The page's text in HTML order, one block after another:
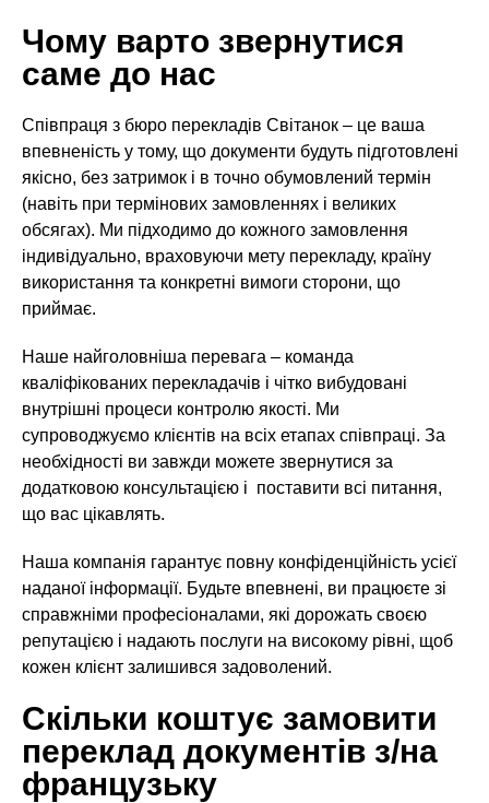
Чому варто звернутися
саме до нас
Співпраця з бюро перекладів Світанок – це ваша
впевненість у тому, що документи будуть підготовлені
якісно, без затримок і в точно обумовлений термін
(навіть при термінових замовленнях і великих
обсягах). Ми підходимо до кожного замовлення
індивідуально, враховуючи мету перекладу, країну
використання та конкретні вимоги сторони, що
приймає.
Наше найголовніша перевага – команда
кваліфікованих перекладачів і чітко вибудовані
внутрішні процеси контролю якості. Ми
супроводжуємо клієнтів на всіх етапах співпраці. За
необхідності ви завжди можете звернутися за
додатковою консультацією і поставити всі питання,
що вас цікавлять.
Наша компанія гарантує повну конфіденційність усієї
наданої інформації. Будьте впевнені, ви працюєте зі
справжніми професіоналами, які дорожать своєю
репутацією і надають послуги на високому рівні, щоб
кожен клієнт залишився задоволений.
Скільки коштує замовити
переклад документів з/на
французьку